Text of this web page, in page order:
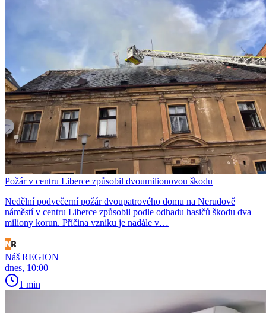
Požár v centru Liberce způsobil dvoumilionovou škodu
Nedělní podvečerní požár dvoupatrového domu na Nerudově
náměstí v centru Liberce způsobil podle odhadu hasičů škodu dva
miliony korun. Příčina vzniku je nadále v…
Náš REGION
dnes, 10:00
1 min